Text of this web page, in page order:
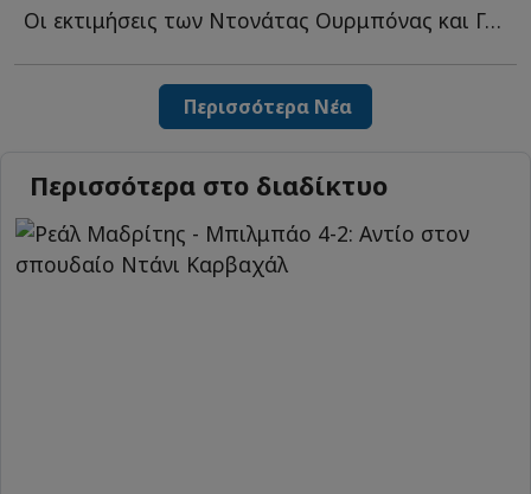
Oι εκτιμήσεις των Ντονάτας Ουρμπόνας και Γκίτις Μπλαζεβίτσιους γ...
Περισσότερα Νέα
Περισσότερα στο διαδίκτυο